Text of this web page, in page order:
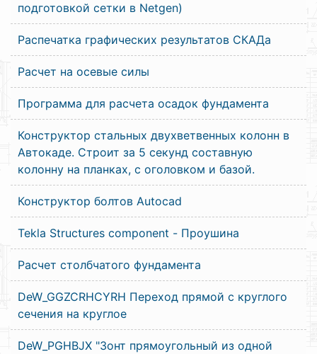
подготовкой сетки в Netgen)
Распечатка графических результатов СКАДа
Расчет на осевые силы
Программа для расчета осадок фундамента
Конструктор стальных двухветвенных колонн в
Автокаде. Строит за 5 секунд составную
колонну на планках, с оголовком и базой.
Конструктор болтов Autocad
Tekla Structures component - Проушина
Расчет столбчатого фундамента
DeW_GGZCRHCYRH Переход прямой с круглого
сечения на круглое
DeW_PGHBJX "Зонт прямоугольный из одной